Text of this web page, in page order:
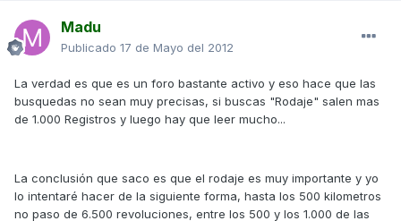
Madu
Publicado 17 de Mayo del 2012
La verdad es que es un foro bastante activo y eso hace que las
busquedas no sean muy precisas, si buscas "Rodaje" salen mas
de 1.000 Registros y luego hay que leer mucho...
La conclusión que saco es que el rodaje es muy importante y yo
lo intentaré hacer de la siguiente forma, hasta los 500 kilometros
no paso de 6.500 revoluciones, entre los 500 y los 1.000 de las